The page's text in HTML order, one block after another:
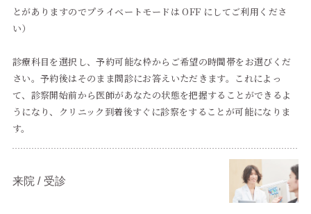
とがありますのでプライベートモードは OFF にしてご利用くださ
い）
診療科目を選択し、予約可能な枠からご希望の時間帯をお選びくだ
さい。予約後はそのまま問診にお答えいただきます。これによっ
て、診察開始前から医師があなたの状態を把握することができるよ
うになり、クリニック到着後すぐに診察をすることが可能になりま
す。
来院 / 受診